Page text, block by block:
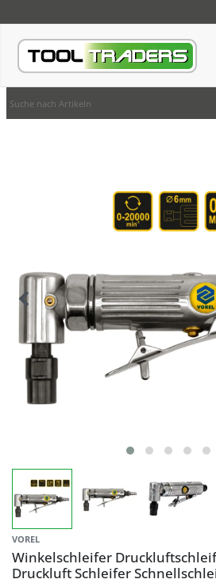
VOREL
Winkelschleifer
Druckluft Schleifer